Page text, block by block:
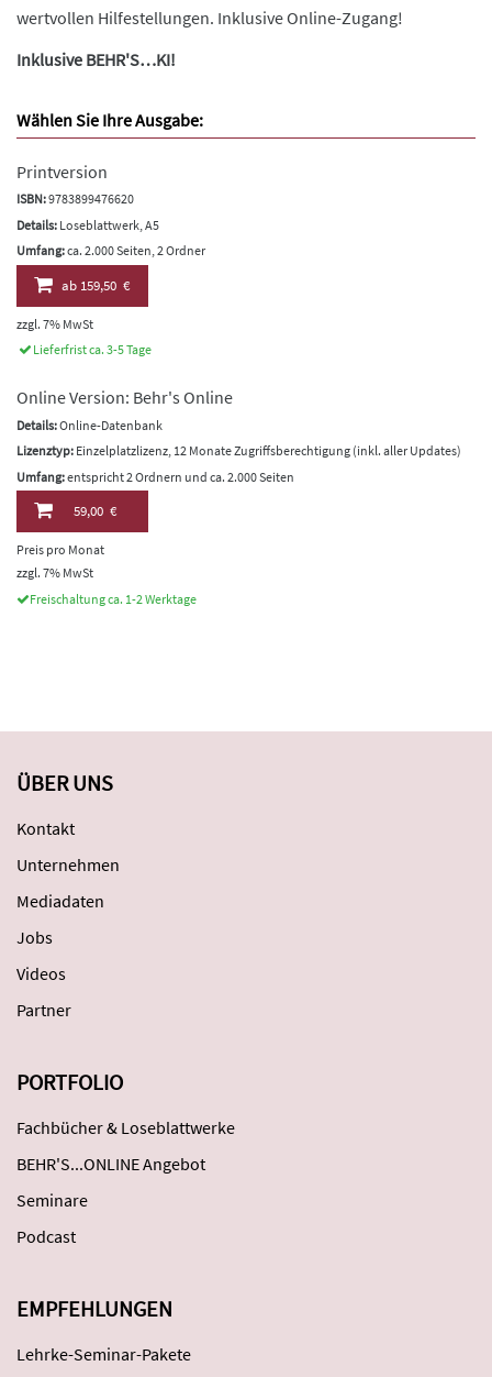
wertvollen Hilfestellungen. Inklusive Online-Zugang!
Inklusive BEHR'S…KI!
Wählen Sie Ihre Ausgabe:
Printversion
ISBN:9783899476620
Details: Loseblattwerk, A5
Umfang:ca. 2.000 Seiten, 2 Ordner
ab159,50 €
zzgl. 7% MwSt
Lieferfrist ca. 3-5 Tage
Online Version: Behr's Online
Details:Online-Datenbank
Lizenztyp: Einzelplatzlizenz, 12 Monate Zugriffsberechtigung (inkl. aller Updates)
Umfang:entspricht 2 Ordnern und ca. 2.000 Seiten
59,00 €
Preis pro Monat
zzgl. 7% MwSt
Freischaltung ca. 1-2 Werktage
ÜBER UNS
Kontakt
Unternehmen
Mediadaten
Jobs
Videos
Partner
PORTFOLIO
Fachbücher & Loseblattwerke
BEHR'S...ONLINE Angebot
Seminare
Podcast
EMPFEHLUNGEN
Lehrke-Seminar-Pakete